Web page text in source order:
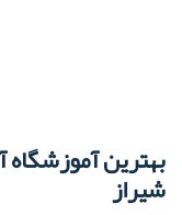
بهترین
شیراز